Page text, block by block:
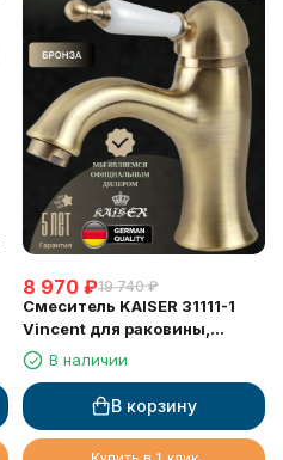
8 970 ₽19 740 ₽
Смеситель KAISER 31111-1
Vincent для раковины,
бронзовый
В наличии
В корзину